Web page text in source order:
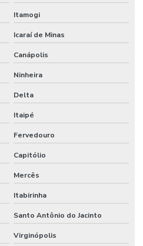
Itamogi
Icaraí de Minas
Canápolis
Ninheira
Delta
Itaipé
Fervedouro
Capitólio
Mercês
Itabirinha
Santo Antônio do Jacinto
Virginópolis